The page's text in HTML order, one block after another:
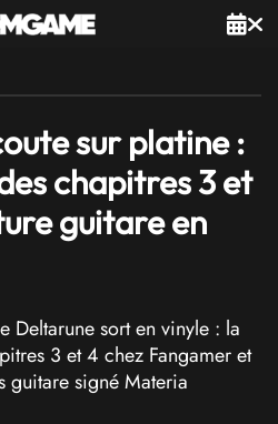
sur platine :
chapitres 3 et
guitare en
Deltarune sort en vinyle : la
3 et 4 chez Fangamer et
guitare signé Materia